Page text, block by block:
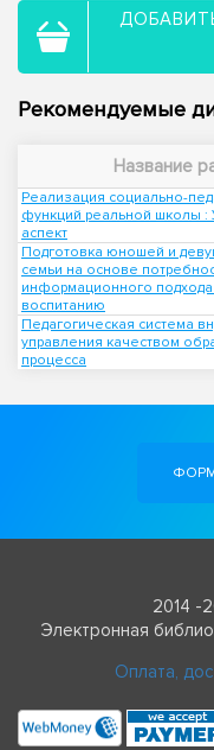
Рекомендуемые
Название
Реализация социально-
функций реальной школы :
аспект
Подготовка юношей и
семьи на основе
информационного
воспитанию
Педагогическая система
управления качеством
процесса
2014 -
Электронная
Оплата,